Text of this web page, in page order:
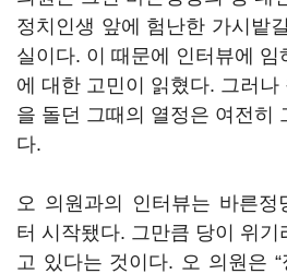
정치인생 앞에 험난한 가시밭
실이다. 이 때문에 인터뷰에
에 대한 고민이 읽혔다. 그러
을 돌던 그때의 열정은 여전히
다.
오 의원과의 인터뷰는 바른정
터 시작됐다. 그만큼 당이 위
고 있다는 것이다. 오 의원은